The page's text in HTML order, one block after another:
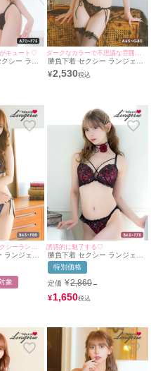
キュート♡
シー ラン
ース ブラッ
プ ブラジャ
勝負下着 セクシー ランジェリ
ー ゴージャスフラワーチュー
ルカップブラジャー＆ショーツ
¥2,530
大人の色気溢れるセクシーランジェリー❤︎
ランジェリ
ップバスト
ショーツ2
象
誘惑的に魅了する♡
勝負下着 セクシー ランジェリ
ー グラデーション 刺繍 ブラッ
クレース クロスコード 脇高 ワ
イヤー ブラジャー ショーツ 2
点セット
特別価格
定価 ¥2,860→
¥1,650